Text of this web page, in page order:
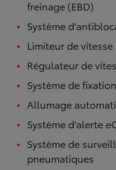
freinage (EBD)
Système
Limiteur de vitesse
Régulateur de
Système de
Allumage
Système d'alerte
Système de
pneumatiques